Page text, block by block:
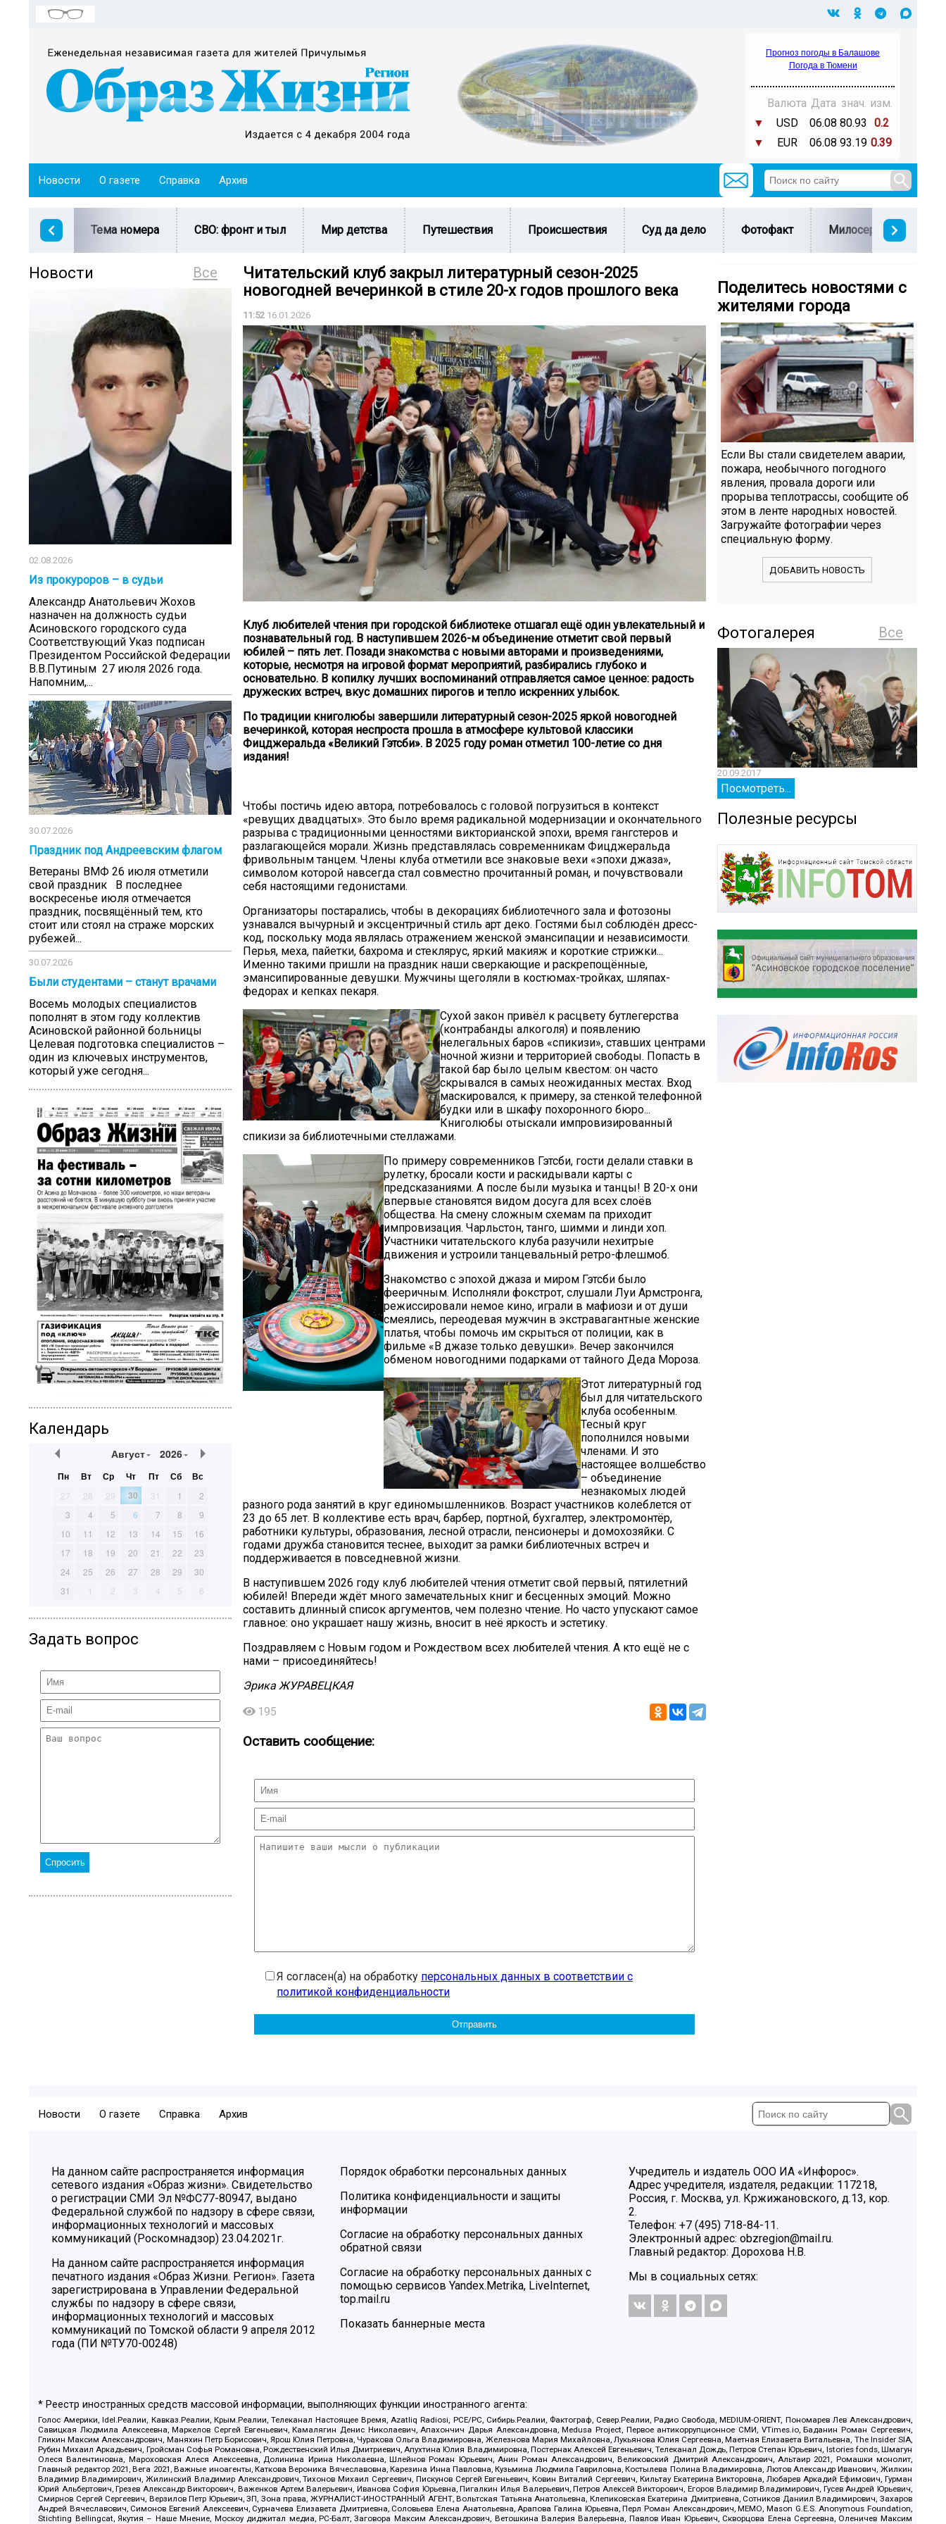
Прогноз погоды в Балашове
Погода в Тюмени
Валюта Дата знач. изм.
▼
USD 06.08 80.93
0.2
▼
EUR 06.08 93.19 0.39
Новости О газете Справка Архив
Тема номера СВО: фронт и тыл Мир детства Путешествия Происшествия Суд да дело Фотофакт Милосердие
Все
Новости
02.08.2026
Из прокуроров – в судьи
Александр Анатольевич Жохов
назначен на должность судьи
Асиновского городского суда
Соответствующий Указ подписан
Президентом Российской Федерации
В.В.Путиным 27 июля 2026 года.
Напомним,...
30.07.2026
Праздник под Андреевским флагом
Ветераны ВМФ 26 июля отметили
свой праздник В последнее
воскресенье июля отмечается
праздник, посвящённый тем, кто
стоит или стоял на страже морских
рубежей...
30.07.2026
Были студентами – станут врачами
Восемь молодых специалистов
пополнят в этом году коллектив
Асиновской районной больницы
Целевая подготовка специалистов –
один из ключевых инструментов,
который уже сегодня...
Календарь
Август 2026
Пн Вт Ср Чт Пт Сб Вс
27 28 29 30 31 1
2
3
4 5 6 7 8
9
10
11 12 13 14 15
16
17
18 19 20 21 22
23
24
25 26 27 28 29
30
31
1 2 3 4 5 6
Задать вопрос
Читательский клуб закрыл литературный сезон-2025
новогодней вечеринкой в стиле 20-х годов прошлого века
11:52 16.01.2026
Клуб любителей чтения при городской библиотеке отшагал ещё один увлекательный и
познавательный год. В наступившем 2026-м объединение отметит свой первый
юбилей – пять лет. Позади знакомства с новыми авторами и произведениями,
которые, несмотря на игровой формат мероприятий, разбирались глубоко и
основательно. В копилку лучших воспоминаний отправляется самое ценное: радость
дружеских встреч, вкус домашних пирогов и тепло искренних улыбок.
По традиции книголюбы завершили литературный сезон-2025 яркой новогодней
вечеринкой, которая неспроста прошла в атмосфере культовой классики
Фицджеральда «Великий Гэтсби». В 2025 году роман отметил 100-летие со дня
издания!
Чтобы постичь идею автора, потребовалось с головой погрузиться в контекст
«ревущих двадцатых». Это было время радикальной модернизации и окончательного
разрыва с традиционными ценностями викторианской эпохи, время гангстеров и
разлагающейся морали. Жизнь представлялась современникам Фицджеральда
фривольным танцем. Члены клуба отметили все знаковые вехи «эпохи джаза»,
символом которой навсегда стал совместно прочитанный роман, и почувствовали
себя настоящими гедонистами.
Организаторы постарались, чтобы в декорациях библиотечного зала и фотозоны
узнавался вычурный и эксцентричный стиль арт деко. Гостями был соблюдён дресс-
код, поскольку мода являлась отражением женской эмансипации и независимости.
Перья, меха, пайетки, бахрома и стеклярус, яркий макияж и короткие стрижки...
Именно такими пришли на праздник наши сверкающие и раскрепощённые,
эмансипированные девушки. Мужчины щеголяли в костюмах-тройках, шляпах-
федорах и кепках пекаря.
Сухой закон привёл к расцвету бутлегерства
(контрабанды алкоголя) и появлению
нелегальных баров «спикизи», ставших центрами
ночной жизни и территорией свободы. Попасть в
такой бар было целым квестом: он часто
скрывался в самых неожиданных местах. Вход
маскировался, к примеру, за стенкой телефонной
будки или в шкафу похоронного бюро...
Книголюбы отыскали импровизированный
спикизи за библиотечными стеллажами.
По примеру современников Гэтсби, гости делали ставки в
рулетку, бросали кости и раскидывали карты с
предсказаниями. А после были музыка и танцы! В 20-х они
впервые становятся видом досуга для всех слоёв
общества. На смену сложным схемам па приходит
импровизация. Чарльстон, танго, шимми и линди хоп.
Участники читательского клуба разучили нехитрые
движения и устроили танцевальный ретро-флешмоб.
Знакомство с эпохой джаза и миром Гэтсби было
фееричным. Исполняли фокстрот, слушали Луи Армстронга,
режиссировали немое кино, играли в мафиози и от души
смеялись, переодевая мужчин в экстравагантные женские
платья, чтобы помочь им скрыться от полиции, как в
фильме «В джазе только девушки». Вечер закончился
обменом новогодними подарками от тайного Деда Мороза.
Этот литературный год
был для читательского
клуба особенным.
Тесный круг
пополнился новыми
членами. И это
настоящее волшебство
– объединение
незнакомых людей
разного рода занятий в круг единомышленников. Возраст участников колеблется от
23 до 65 лет. В коллективе есть врач, барбер, портной, бухгалтер, электромонтёр,
работники культуры, образования, лесной отрасли, пенсионеры и домохозяйки. С
годами дружба становится теснее, выходит за рамки библиотечных встреч и
поддерживается в повседневной жизни.
В наступившем 2026 году клуб любителей чтения отметит свой первый, пятилетний
юбилей! Впереди ждёт много замечательных книг и бесценных эмоций. Можно
составить длинный список аргументов, чем полезно чтение. Но часто упускают самое
главное: оно украшает нашу жизнь, вносит в неё яркость и эстетику.
Поздравляем с Новым годом и Рождеством всех любителей чтения. А кто ещё не с
нами – присоединяйтесь!
Эрика ЖУРАВЕЦКАЯ
195
Оставить сообщение:
Я согласен(а) на обработку персональных данных в соответствии с
политикой конфиденциальности
Поделитесь новостями с
жителями города
Если Вы стали свидетелем аварии,
пожара, необычного погодного
явления, провала дороги или
прорыва теплотрассы, сообщите об
этом в ленте народных новостей.
Загружайте фотографии через
специальную форму.
ДОБАВИТЬ НОВОСТЬ
Все
Фотогалерея
20.09.2017
Посмотреть...
Полезные ресурсы
Новости О газете Справка Архив
На данном сайте распространяется информация
сетевого издания «Образ жизни». Свидетельство
о регистрации СМИ Эл №ФС77-80947, выдано
Федеральной службой по надзору в сфере связи,
информационных технологий и массовых
коммуникаций (Роскомнадзор) 23.04.2021г.
На данном сайте распространяется информация
печатного издания «Образ Жизни. Регион». Газета
зарегистрирована в Управлении Федеральной
службы по надзору в сфере связи,
информационных технологий и массовых
коммуникаций по Томской области 9 апреля 2012
года (ПИ №ТУ70-00248)
Порядок обработки персональных данных
Политика конфиденциальности и защиты
информации
Согласие на обработку персональных данных
обратной связи
Согласие на обработку персональных данных с
помощью сервисов Yandex.Metrika, LiveInternet,
top.mail.ru
Показать баннерные места
Учредитель и издатель ООО ИА «Инфорос».
Адрес учредителя, издателя, редакции: 117218,
Россия, г. Москва, ул. Кржижановского, д.13, кор.
2.
Телефон: +7 (495) 718-84-11.
Электронный адрес: obzregion@mail.ru.
Главный редактор: Дорохова Н.В.
Мы в социальных сетях:
* Реестр иностранных средств массовой информации, выполняющих функции иностранного агента:
Голос Америки, Idel.Реалии, Кавказ.Реалии, Крым.Реалии, Телеканал Настоящее Время, Azatliq Radiosi, PCE/PC, Сибирь.Реалии, Фактограф, Север.Реалии, Радио Свобода, MEDIUM-ORIENT, Пономарев Лев Александрович,
Савицкая Людмила Алексеевна, Маркелов Сергей Евгеньевич, Камалягин Денис Николаевич, Апахончич Дарья Александровна, Medusa Project, Первое антикоррупционное СМИ, VTimes.io, Баданин Роман Сергеевич,
Гликин Максим Александрович, Маняхин Петр Борисович, Ярош Юлия Петровна, Чуракова Ольга Владимировна, Железнова Мария Михайловна, Лукьянова Юлия Сергеевна, Маетная Елизавета Витальевна, The Insider SIA,
Рубин Михаил Аркадьевич, Гройсман Софья Романовна, Рождественский Илья Дмитриевич, Апухтина Юлия Владимировна, Постернак Алексей Евгеньевич, Телеканал Дождь, Петров Степан Юрьевич, Istories fonds, Шмагун
Олеся Валентиновна, Мароховская Алеся Алексеевна, Долинина Ирина Николаевна, Шлейнов Роман Юрьевич, Анин Роман Александрович, Великовский Дмитрий Александрович, Альтаир 2021, Ромашки монолит,
Главный редактор 2021, Вега 2021, Важные иноагенты, Каткова Вероника Вячеславовна, Карезина Инна Павловна, Кузьмина Людмила Гавриловна, Костылева Полина Владимировна, Лютов Александр Иванович, Жилкин
Владимир Владимирович, Жилинский Владимир Александрович, Тихонов Михаил Сергеевич, Пискунов Сергей Евгеньевич, Ковин Виталий Сергеевич, Кильтау Екатерина Викторовна, Любарев Аркадий Ефимович, Гурман
Юрий Альбертович, Грезев Александр Викторович, Важенков Артем Валерьевич, Иванова София Юрьевна, Пигалкин Илья Валерьевич, Петров Алексей Викторович, Егоров Владимир Владимирович, Гусев Андрей Юрьевич,
Смирнов Сергей Сергеевич, Верзилов Петр Юрьевич, ЗП, Зона права, ЖУРНАЛИСТ-ИНОСТРАННЫЙ АГЕНТ, Вольтская Татьяна Анатольевна, Клепиковская Екатерина Дмитриевна, Сотников Даниил Владимирович, Захаров
Андрей Вячеславович, Симонов Евгений Алексеевич, Сурначева Елизавета Дмитриевна, Соловьева Елена Анатольевна, Арапова Галина Юрьевна, Перл Роман Александрович, МЕМО, Mason G.E.S. Anonymous Foundation,
Stichting Bellingcat, Якутия – Наше Мнение, Москоу диджитал медиа, РС-Балт, Заговора Максим Александрович, Ветошкина Валерия Валерьевна, Павлов Иван Юрьевич, Скворцова Елена Сергеевна, Оленичев Максим